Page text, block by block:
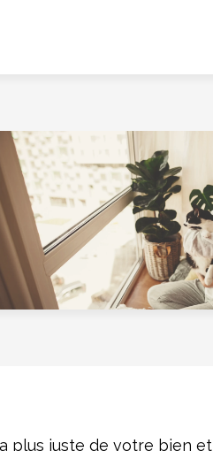
plus juste de votre bien et